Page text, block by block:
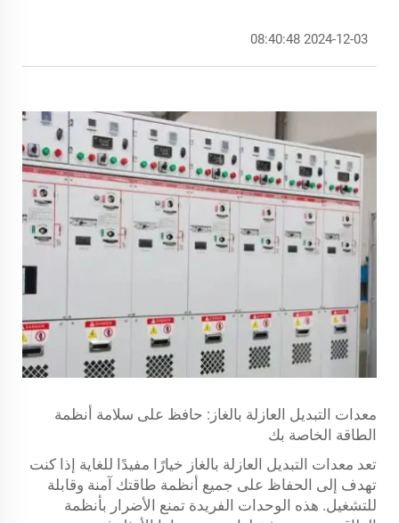
2024-12-03 08:40:48
معدات التبديل العازلة بالغاز: حافظ على سلامة أنظمة
الطاقة الخاصة بك
تعد معدات التبديل العازلة بالغاز خيارًا مفيدًا للغاية إذا كنت
تهدف إلى الحفاظ على جميع أنظمة طاقتك آمنة وقابلة
للتشغيل. هذه الوحدات الفريدة تمنع الأضرار بأنظمة